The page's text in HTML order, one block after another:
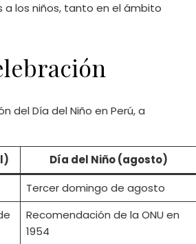
los niños, tanto en el ámbito
del Día del Niño en Perú, a
Día del Niño (agosto)
Tercer domingo de agosto
Recomendación de la ONU en
1954